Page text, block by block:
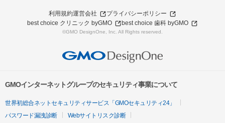
利用規約運営会社
プライバシーポリシー
best choice クリニック byGMO
best choice 歯科 byGMO
©GMO DesignOne, Inc. All Rights reserved.
GMOインターネットグループのセキュリティ事業について
世界初総合ネットセキュリティサービス「GMOセキュリティ24」
パスワード漏洩診断
Webサイトリスク診断